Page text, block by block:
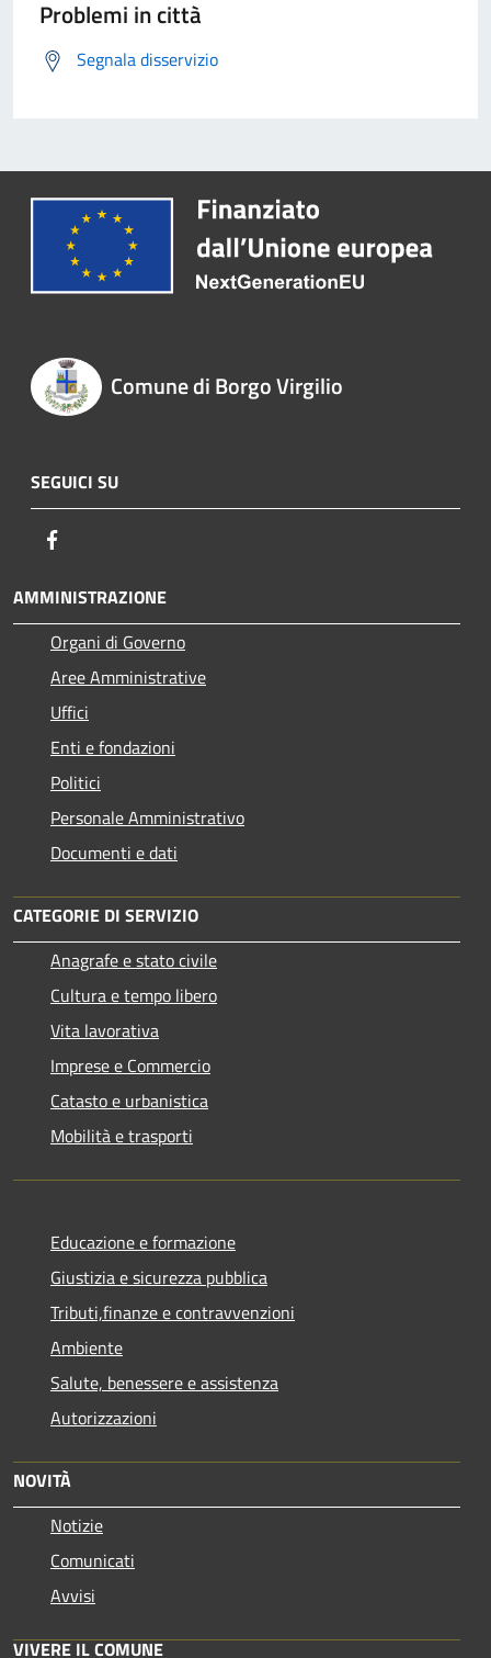
Problemi in città
Segnala disservizio
Comune di Borgo Virgilio
SEGUICI SU
AMMINISTRAZIONE
Organi di Governo
Aree Amministrative
Uffici
Enti e fondazioni
Politici
Personale Amministrativo
Documenti e dati
CATEGORIE DI SERVIZIO
Anagrafe e stato civile
Cultura e tempo libero
Vita lavorativa
Imprese e Commercio
Catasto e urbanistica
Mobilità e trasporti
Educazione e formazione
Giustizia e sicurezza pubblica
Tributi,finanze e contravvenzioni
Ambiente
Salute, benessere e assistenza
Autorizzazioni
NOVITÀ
Notizie
Comunicati
Avvisi
VIVERE IL COMUNE